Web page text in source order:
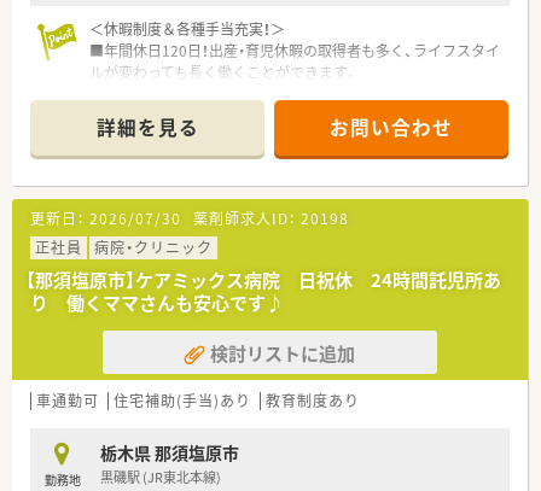
＜休暇制度＆各種手当充実！＞
■年間休日120日！出産・育児休暇の取得者も多く、ライフスタイ
ルが変わっても長く働くことができます。
際には転居を伴う異動の打診を行いますが、無理な異動辞令はあ
りません。
■毎月最大30,000円までの住宅補助制度がございます。
■他にも、ご経験に応じて職務手当、皆勤手当、給食手当等、各種
手当が充実しています。
＜豊富なカリキュラム＞
■新人の方にはフォローアップ研修を設けて苦手分野克服のフ
ォローを行っております。
■中途研修時も、調剤未経験者には新入社員と同様の研修を行う
事で基礎から業務を学んで頂き、早期に活躍頂ける様にサポート
しております。
■管理者研修は将来の経営幹部候補として経営、人材育成、運営
を外部講師を招いて学んで頂いております。
他国の医療事情を視察し世界を視野に入れ、新しい可能性を考
えるきっかけを掴んでもらうことを目的としています。
詳細を見る お問い合わせ
更新日： 2026/07/30 薬剤師求人ID： 20198
正社員
病院・クリニック
【那須塩原市】ケアミックス病院 日祝休 24時間託児所あ
り 働くママさんも安心です♪
検討リストに追加
車通勤可 住宅補助(手当)あり 教育制度あり
勤務地
栃木県 那須塩原市
黒磯駅 (JR東北本線)